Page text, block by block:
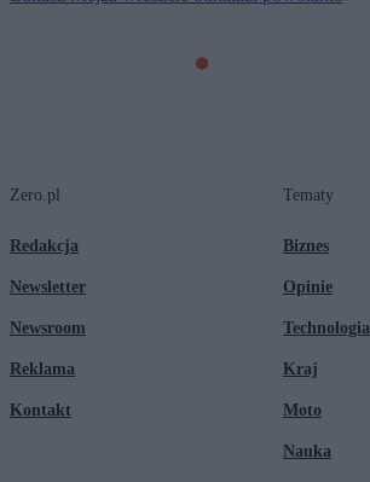
Zero.pl
Redakcja
Newsletter
Newsroom
Reklama
Kontakt
Tematy
Biznes
Opinie
Technologia
Kraj
Moto
Nauka